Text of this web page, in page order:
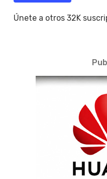
Únete a otros 32K